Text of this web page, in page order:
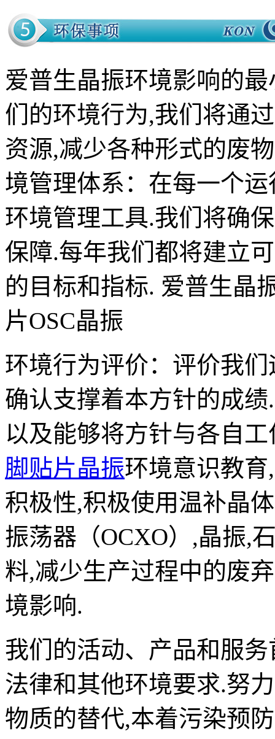
爱普生晶振环境影响的
们的环境行为,我们将通过
资源,减少各种形式的废
境管理体系：在每一个
环境管理工具.我们将确
保障.每年我们都将建立
的目标和指标. 爱普生晶
片OSC晶振
环境行为评价：评价我
确认支撑着本方针的成
以及能够将方针与各自
脚贴片晶振环境意识教
积极性,积极使用温补晶
振荡器（OCXO）,晶振,
料,减少生产过程中的废
境影响.
我们的活动、产品和服
法律和其他环境要求.努
物质的替代,本着污染预